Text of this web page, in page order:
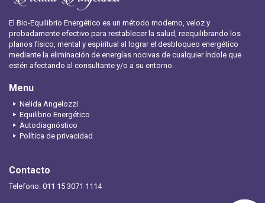
El Bio-Equilibrio Energético es un método moderno, veloz y
probadamente efectivo para restablecer la salud, reequilibrando los
planos físico, mental y espiritual al lograr el desbloqueo energético
mediante la eliminación de energías nocivas de cualquier índole que
estén afectando al consultante y/o a su entorno.
Menu
Nelida Angelozzi
Equilibrio Energético
Autodiagnóstico
Política de privacidad
Contacto
Telefono: 011 15 3071 1114